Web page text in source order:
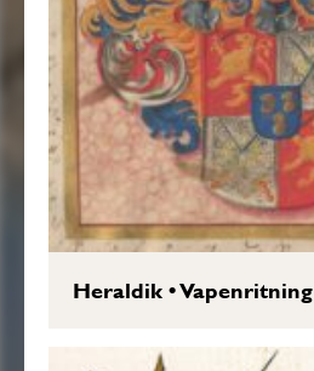
Heraldik•Vapenritning